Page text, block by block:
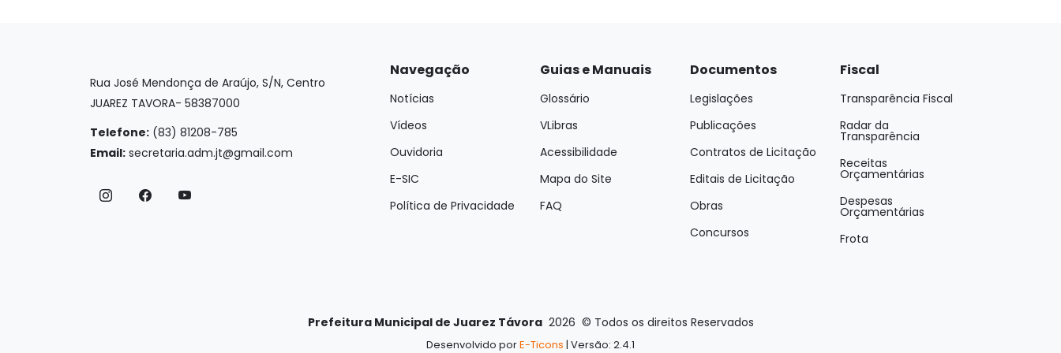
Rua José Mendonça de Araújo, S/N, Centro
JUAREZ TAVORA- 58387000
Telefone: (83) 81208-785
Email: secretaria.adm.jt@gmail.com
Navegação
Notícias
Vídeos
Ouvidoria
E-SIC
Política de Privacidade
Guias e Manuais
Glossário
VLibras
Acessibilidade
Mapa do Site
FAQ
Documentos
Legislações
Publicações
Contratos de Licitação
Editais de Licitação
Obras
Concursos
Fiscal
Transparência Fiscal
Radar da
Transparência
Receitas
Orçamentárias
Despesas
Orçamentárias
Frota
Prefeitura Municipal de Juarez Távora 2026 © Todos os direitos Reservados
Desenvolvido porE-Ticons | Versão: 2.4.1